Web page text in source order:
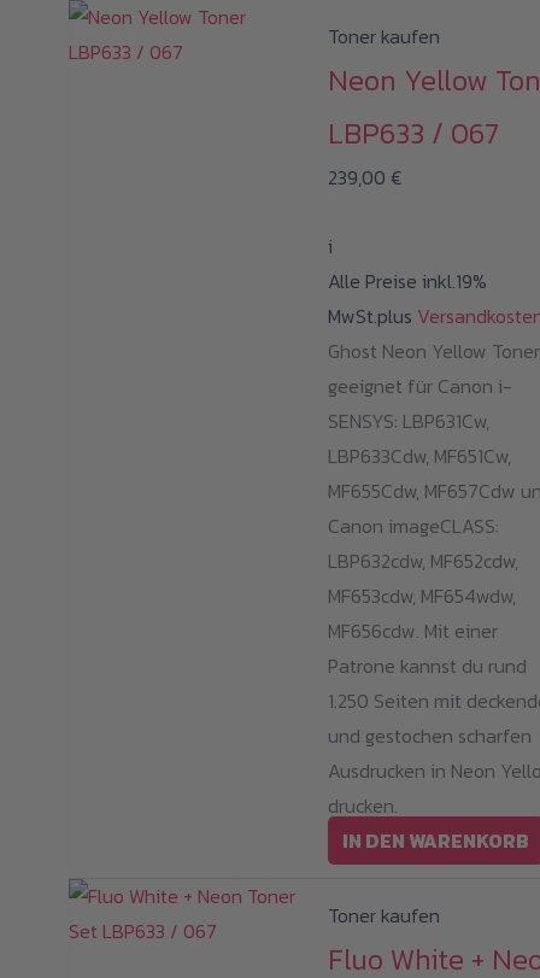
Toner kaufen
Neon Yellow
LBP633 / 067
239,00 €
i
Alle Preise inkl.19%
MwSt.plus
Ghost Neon Yellow Toner
geeignet für Canon i-
SENSYS: LBP631Cw,
LBP633Cdw, MF651Cw,
MF655Cdw, MF657Cdw
Canon imageCLASS:
LBP632cdw, MF652cdw,
MF653cdw, MF654wdw,
MF656cdw. Mit einer
Patrone kannst du rund
1.250 Seiten mit
und gestochen scharfen
Ausdrucken in Neon
drucken.
IN DEN WARENKORB
Toner kaufen
Fluo White +